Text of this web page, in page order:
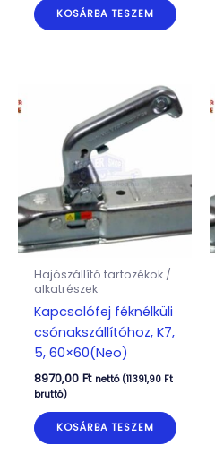
KOSÁRBA TESZEM
Hajószállító tartozékok /
alkatrészek
Kapcsolófej féknélküli
csónakszállítóhoz, K7,
5, 60×60(Neo)
8970,00 Ft nettó (11391,90 Ft
bruttó)
KOSÁRBA TESZEM